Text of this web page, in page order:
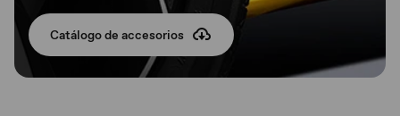
Catálogo de accesorios